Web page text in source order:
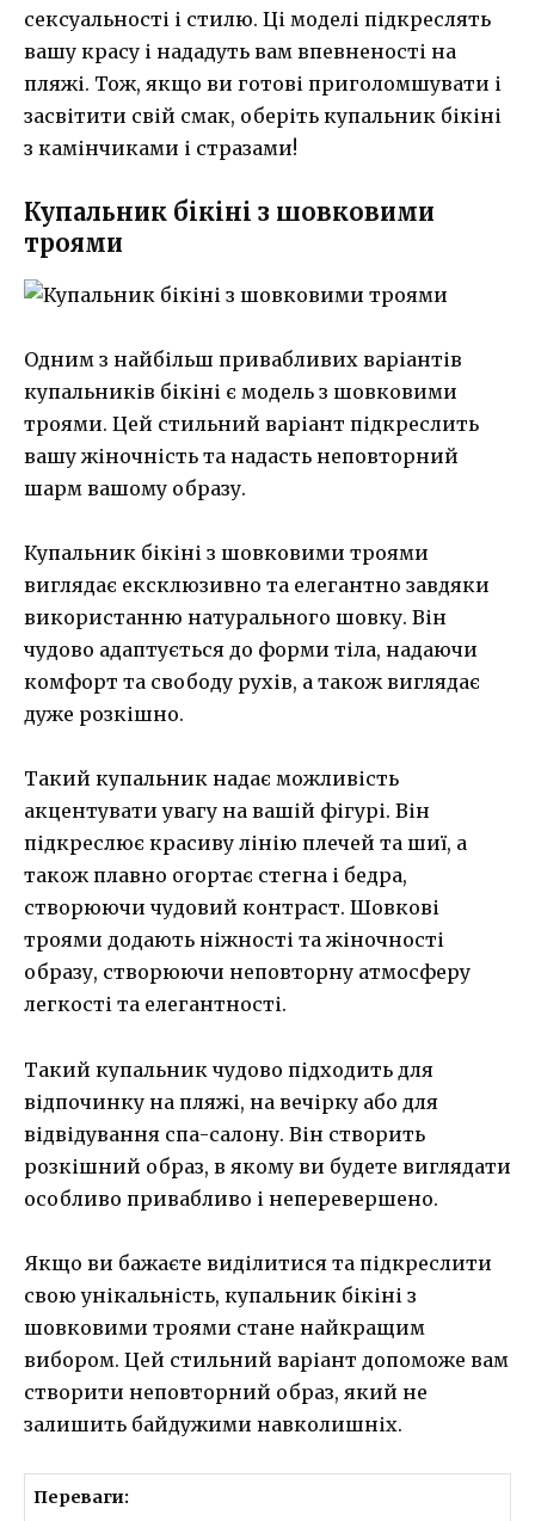
сексуальності і стилю. Ці моделі підкреслять
вашу красу і нададуть вам впевненості на
пляжі. Тож, якщо ви готові приголомшувати і
засвітити свій смак, оберіть купальник бікіні
з камінчиками і стразами!
Купальник бікіні з шовковими
троями
Одним з найбільш привабливих варіантів
купальників бікіні є модель з шовковими
троями. Цей стильний варіант підкреслить
вашу жіночність та надасть неповторний
шарм вашому образу.
Купальник бікіні з шовковими троями
виглядає ексклюзивно та елегантно завдяки
використанню натурального шовку. Він
чудово адаптується до форми тіла, надаючи
комфорт та свободу рухів, а також виглядає
дуже розкішно.
Такий купальник надає можливість
акцентувати увагу на вашій фігурі. Він
підкреслює красиву лінію плечей та шиї, а
також плавно огортає стегна і бедра,
створюючи чудовий контраст. Шовкові
троями додають ніжності та жіночності
образу, створюючи неповторну атмосферу
легкості та елегантності.
Такий купальник чудово підходить для
відпочинку на пляжі, на вечірку або для
відвідування спа-салону. Він створить
розкішний образ, в якому ви будете виглядати
особливо привабливо і неперевершено.
Якщо ви бажаєте виділитися та підкреслити
свою унікальність, купальник бікіні з
шовковими троями стане найкращим
вибором. Цей стильний варіант допоможе вам
створити неповторний образ, який не
залишить байдужими навколишніх.
Переваги: